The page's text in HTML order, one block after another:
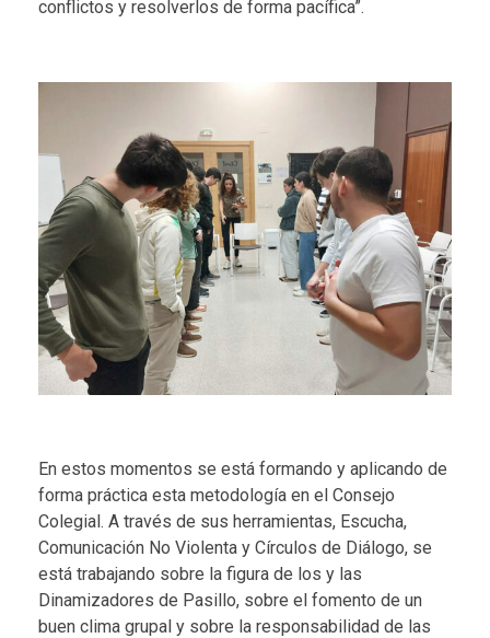
conflictos y resolverlos de forma pacífica”.
En estos momentos se está formando y aplicando de
forma práctica esta metodología en el Consejo
Colegial. A través de sus herramientas, Escucha,
Comunicación No Violenta y Círculos de Diálogo, se
está trabajando sobre la figura de los y las
Dinamizadores de Pasillo, sobre el fomento de un
buen clima grupal y sobre la responsabilidad de las